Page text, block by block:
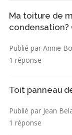
Ma toiture de
condensation?
Publié par Annie
1 réponse
Toit panneau
Publié par Jean
1 réponse